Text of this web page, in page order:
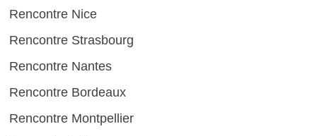
Rencontre Nice
Rencontre Strasbourg
Rencontre Nantes
Rencontre Bordeaux
Rencontre Montpellier